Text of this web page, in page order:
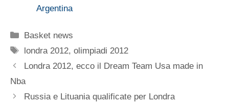
Argentina
Categorie
Basket news
Tag
londra 2012,olimpiadi 2012
Londra 2012, ecco il Dream Team Usa made in
Nba
Russia e Lituania qualificate per Londra